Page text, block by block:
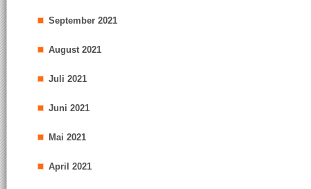
September 2021
August 2021
Juli 2021
Juni 2021
Mai 2021
April 2021